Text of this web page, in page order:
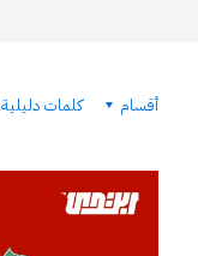
أقسام كلمات دليلية